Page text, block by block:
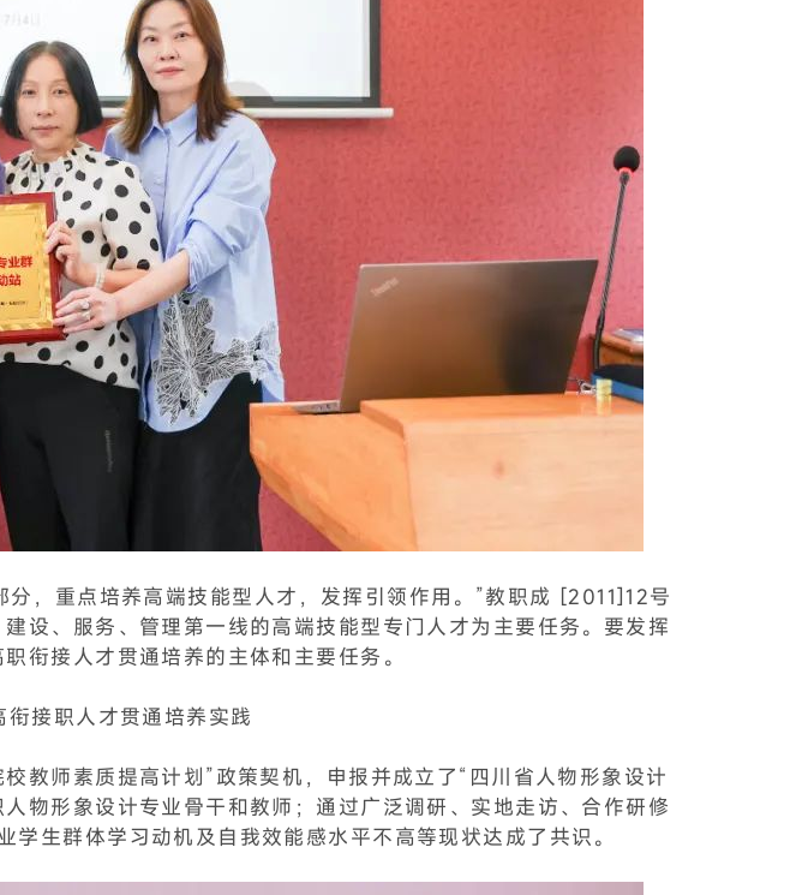
，重点培养高端技能型人才，发挥引领作用。”教职成 [2011]12号
设、服务、管理第一线的高端技能型专门人才为主要任务。要发挥
衔接人才贯通培养的主体和主要任务。
接职人才贯通培养实践
教师素质提高计划”政策契机，申报并成立了“四川省人物形象设计
物形象设计专业骨干和教师；通过广泛调研、实地走访、合作研修
生群体学习动机及自我效能感水平不高等现状达成了共识。